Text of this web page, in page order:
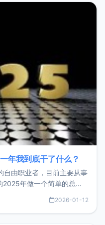
年我到底干了什么？
自由职业者，目前主要从事
2025年做一个简单的总
2026年不求突破，但求保
2026-01-12